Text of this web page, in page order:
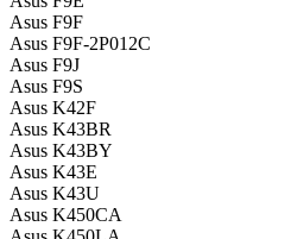
Asus F9F
Asus F9F-2P012C
Asus F9J
Asus F9S
Asus K42F
Asus K43BR
Asus K43BY
Asus K43E
Asus K43U
Asus K450CA